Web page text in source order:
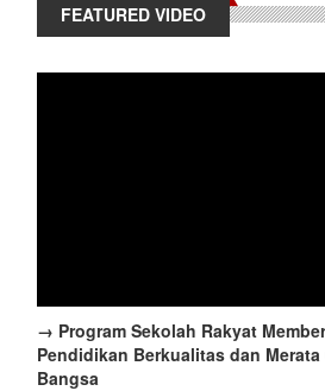
FEATURED VIDEO
→ Program Sekolah Rakyat
Pendidikan Berkualitas dan
Bangsa